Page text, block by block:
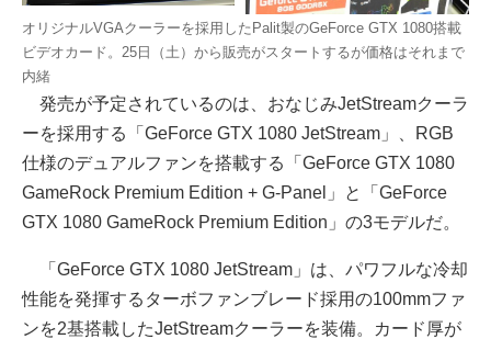
オリジナルVGAクーラーを採用したPalit製のGeForce GTX 1080搭載
ビデオカード。25日（土）から販売がスタートするが価格はそれまで
内緒
発売が予定されているのは、おなじみJetStreamクーラ
ーを採用する「GeForce GTX 1080 JetStream」、RGB
仕様のデュアルファンを搭載する「GeForce GTX 1080
GameRock Premium Edition + G-Panel」と「GeForce
GTX 1080 GameRock Premium Edition」の3モデルだ。
「GeForce GTX 1080 JetStream」は、パワフルな冷却
性能を発揮するターボファンブレード採用の100mmファ
ンを2基搭載したJetStreamクーラーを装備。カード厚が